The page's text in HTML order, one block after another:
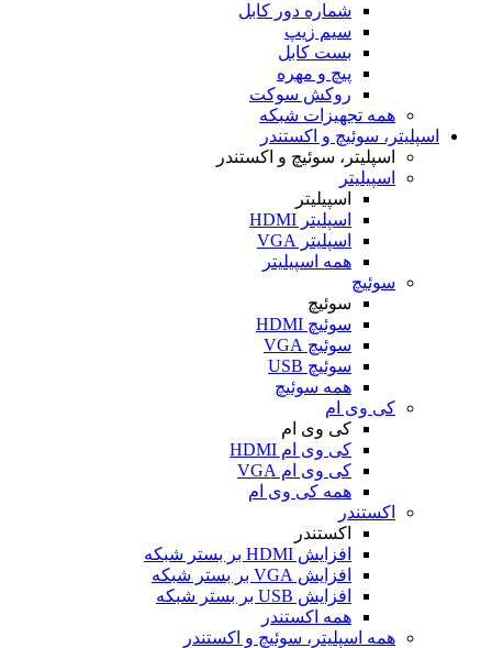
شماره دور کابل
سیم زیپ
بست کابل
پیچ و مهره
روکش سوکت
همه تجهیزات شبکه
اسپلیتر، سوئیچ و اکستندر
اسپلیتر، سوئیچ و اکستندر
اسپیلیتر
اسپیلیتر
اسپلیتر HDMI
اسپلیتر VGA
همه اسپیلیتر
سوئیچ
سوئیچ
سوئیچ HDMI
سوئیچ VGA
سوئیچ USB
همه سوئیچ
کی وی ام
کی وی ام
کی وی ام HDMI
کی وی ام VGA
همه کی وی ام
اکستندر
اکستندر
افزایش HDMI بر بستر شبکه
افزایش VGA بر بستر شبکه
افزایش USB بر بستر شبکه
همه اکستندر
همه اسپلیتر، سوئیچ و اکستندر